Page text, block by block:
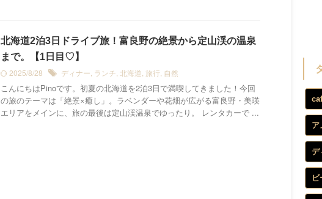
北海道2泊3日ドライブ旅！富良野の絶景から定山渓の温泉
まで。【1日目♡】
2025/8/28
ディナー ランチ 北海道 旅行 自然
こんにちはPinoです。初夏の北海道を2泊3日で満喫してきました！今回
の旅のテーマは「絶景×癒し」。ラベンダーや花畑が広がる富良野・美瑛
エリアをメインに、旅の最後は定山渓温泉でゆったり。 レンタカーで ...
ア
デ
ビ